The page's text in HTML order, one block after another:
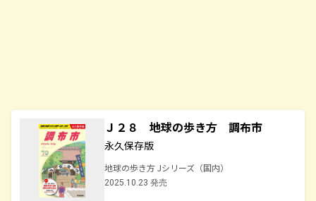
Ｊ２８ 地球の歩き方 調布市
永久保存版
地球の歩き方 Jシリーズ（国内）
2025.10.23 発売